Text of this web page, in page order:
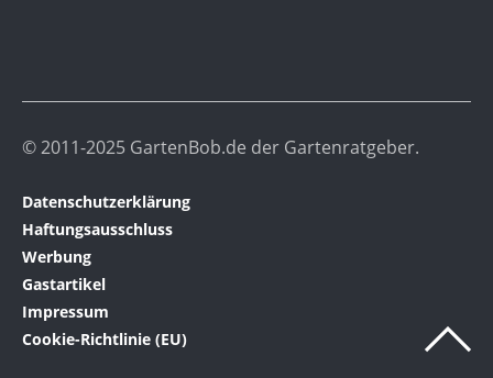
© 2011-2025 GartenBob.de der Gartenratgeber.
Datenschutzerklärung
Haftungsausschluss
Werbung
Gastartikel
Impressum
Cookie-Richtlinie (EU)